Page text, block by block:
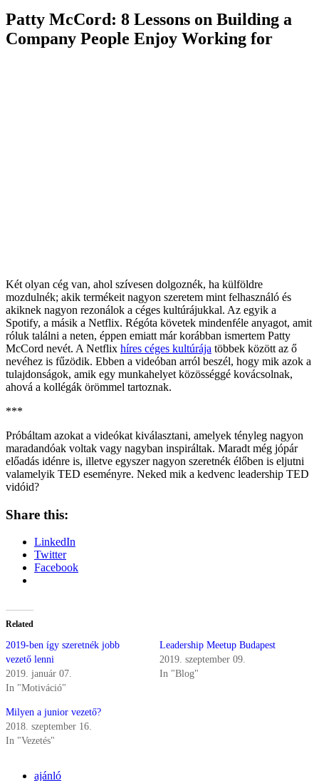
Patty McCord: 8 Lessons on Building a
Company People Enjoy Working for
Két olyan cég van, ahol szívesen dolgoznék, ha külföldre
mozdulnék; akik termékeit nagyon szeretem mint felhasználó és
akiknek nagyon rezonálok a céges kultúrájukkal. Az egyik a
Spotify, a másik a Netflix. Régóta követek mindenféle anyagot, amit
róluk találni a neten, éppen emiatt már korábban ismertem Patty
McCord nevét. A Netflix híres céges kultúrája többek között az ő
nevéhez is fűzödik. Ebben a videóban arról beszél, hogy mik azok a
tulajdonságok, amik egy munkahelyet közösséggé kovácsolnak,
ahová a kollégák örömmel tartoznak.
***
Próbáltam azokat a videókat kiválasztani, amelyek tényleg nagyon
maradandóak voltak vagy nagyban inspiráltak. Maradt még jópár
előadás idénre is, illetve egyszer nagyon szeretnék élőben is eljutni
valamelyik TED eseményre. Neked mik a kedvenc leadership TED
vidóid?
Share this:
LinkedIn
Twitter
Facebook
Related
2019-ben így szeretnék jobb
vezető lenni
2019. január 07.
In "Motiváció"
Leadership Meetup Budapest
2019. szeptember 09.
In "Blog"
Milyen a junior vezető?
2018. szeptember 16.
In "Vezetés"
ajánló